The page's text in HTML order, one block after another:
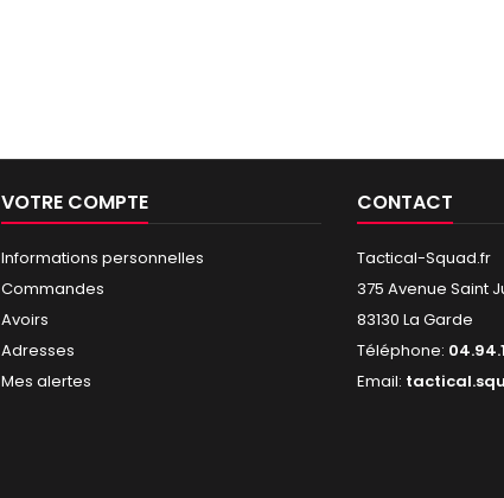
VOTRE COMPTE
Informations personnelles
Commandes
Avoirs
Adresses
Mes alertes
CONTACT
Tactical-Squad.fr
375 Avenue Saint
83130 La Garde
Téléphone:
Email: